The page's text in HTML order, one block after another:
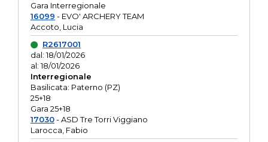
Gara Interregionale
16099 - EVO' ARCHERY TEAM
Accoto, Lucia
R2617001
dal: 18/01/2026
al: 18/01/2026
Interregionale
Basilicata: Paterno (PZ)
25+18
Gara 25+18
17030- ASD Tre Torri Viggiano
Larocca, Fabio